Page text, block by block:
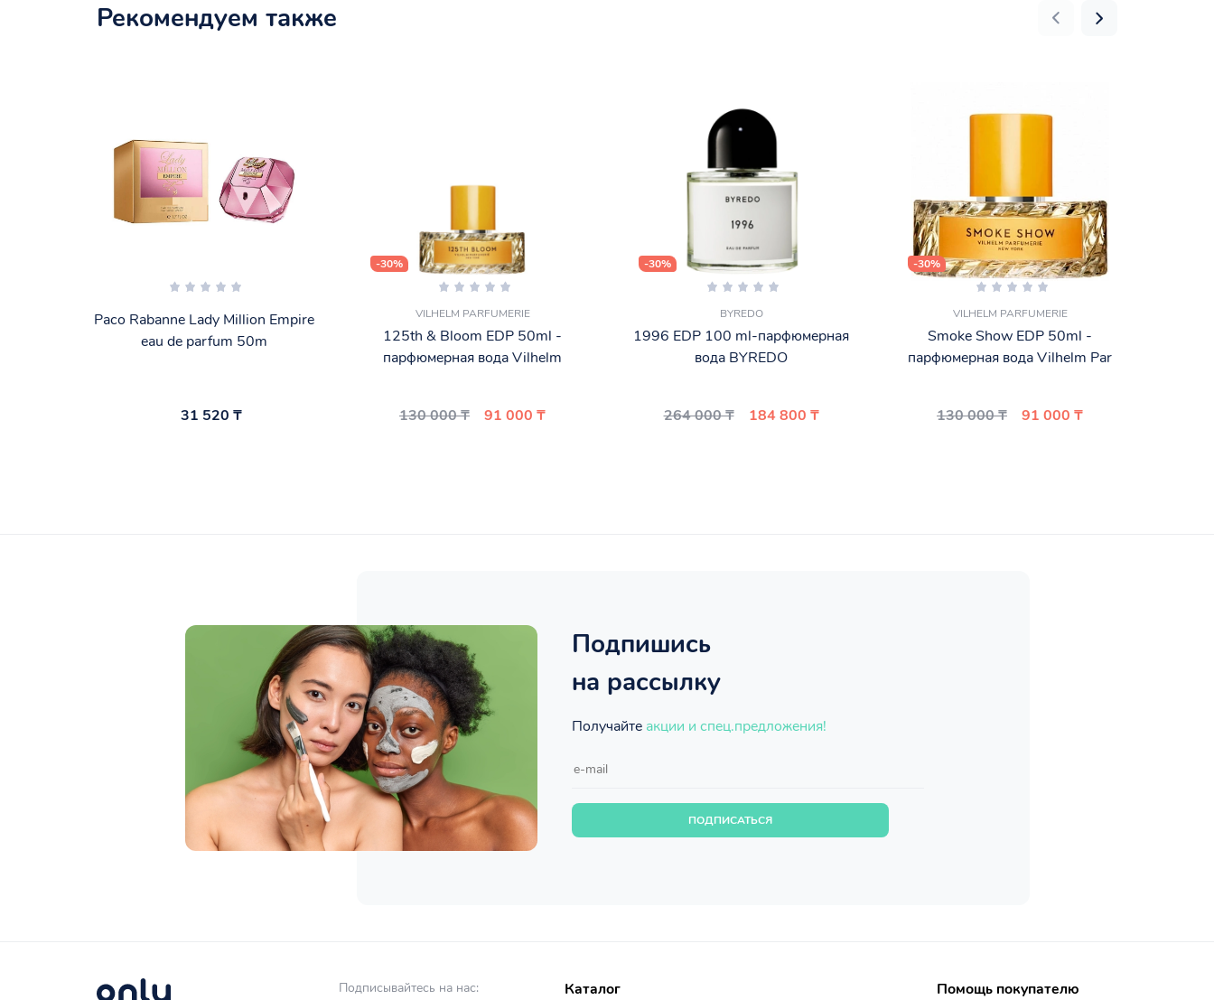
Рекомендуем также
Paco Rabanne Lady Million Empire
eau de parfum 50m
31 520 ₸
-30%
VILHELM PARFUMERIE
125th & Bloom EDP 50ml -
парфюмерная вода Vilhelm
130 000 ₸ 91 000 ₸
-30%
BYREDO
1996 EDP 100 ml-парфюмерная
вода BYREDO
264 000 ₸ 184 800 ₸
-30%
VILHELM PARFUMERIE
Smoke Show EDP 50ml -
парфюмерная вода Vilhelm Par
130 000 ₸ 91 000 ₸
Подпишись
на рассылку
Получайте акции и спец.предложения!
ПОДПИСАТЬСЯ
Подписывайтесь на нас: Каталог Помощь покупателю